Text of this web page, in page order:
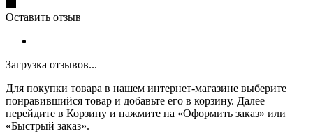
Оставить отзыв
Загрузка отзывов...
Для покупки товара в нашем интернет-магазине выберите
понравившийся товар и добавьте его в корзину. Далее
перейдите в Корзину и нажмите на «Оформить заказ» или
«Быстрый заказ».